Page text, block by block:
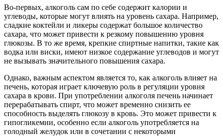
Во-первых, алкоголь сам по себе содержит калории и
углеводы, которые могут влиять на уровень сахара. Например,
сладкие коктейли и ликеры содержат большое количество
сахара, что может привести к резкому повышению уровня
глюкозы. В то же время, крепкие спиртные напитки, такие как
водка или виски, имеют низкое содержание углеводов и могут
не вызывать значительного повышения сахара.
Однако, важным аспектом является то, как алкоголь влияет на
печень, которая играет ключевую роль в регуляции уровня
сахара в крови. При употреблении алкоголя печень начинает
перерабатывать спирт, что может временно снизить ее
способность выделять глюкозу в кровь. Это может привести к
гипогликемии, особенно если алкоголь употребляется на
голодный желудок или в сочетании с некоторыми